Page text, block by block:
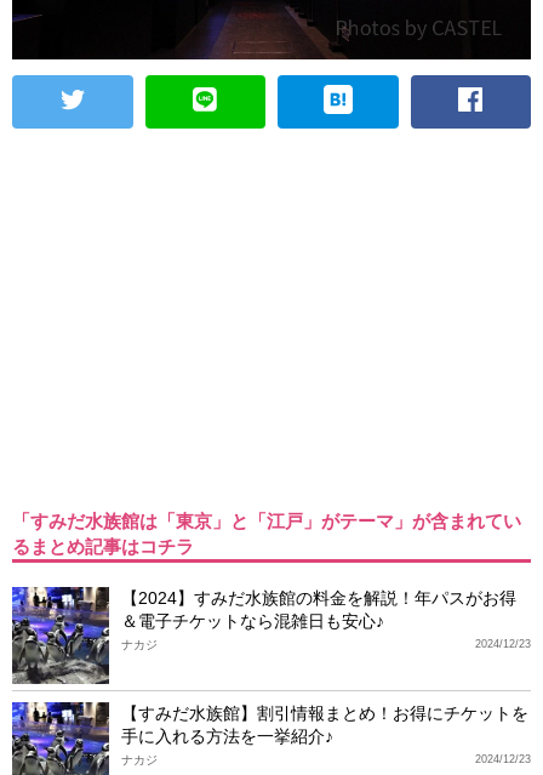
「すみだ水族館は「東京」と「江戸」がテーマ」が含まれてい
るまとめ記事はコチラ
【2024】すみだ水族館の料金を解説！年パスがお得
＆電子チケットなら混雑日も安心♪
2024/12/23
ナカジ
【すみだ水族館】割引情報まとめ！お得にチケットを
手に入れる方法を一挙紹介♪
2024/12/23
ナカジ